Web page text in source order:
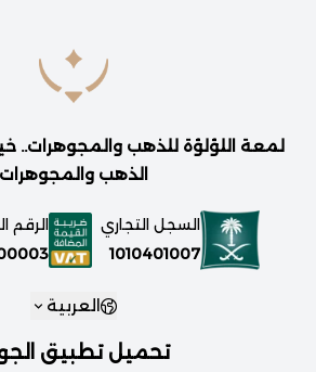
لمعة اللؤلؤة للذهب والمجوهرات..
الذهب والمجوهرات
السجل التجاري
1010401007
الرقم
العربية
تحميل تطبيق